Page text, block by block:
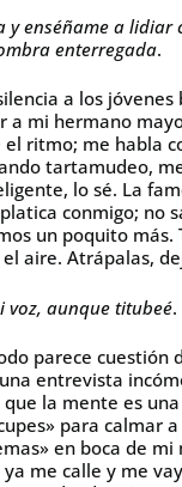
y enséñame a
enterregada.
a los
a mi hermano
ritmo; me habla
tartamudeo,
lo sé. La
conmigo; no
un poquito
aire. Atrápalas,
voz, aunque titubeé.
parece
entrevista
la mente es
para calmar
en boca de
me calle y me